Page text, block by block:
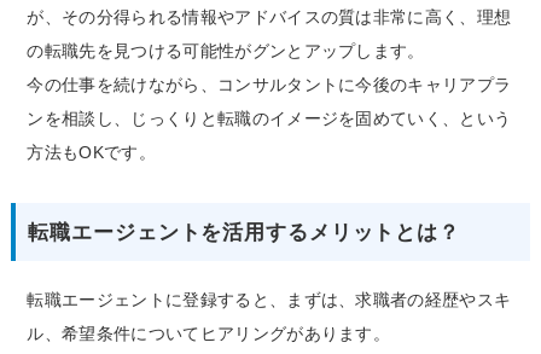
が、その分得られる情報やアドバイスの質は非常に高く、理想
の転職先を見つける可能性がグンとアップします。
今の仕事を続けながら、コンサルタントに今後のキャリアプラ
ンを相談し、じっくりと転職のイメージを固めていく、という
方法もOKです。
転職エージェントを活用するメリットとは？
転職エージェントに登録すると、まずは、求職者の経歴やスキ
ル、希望条件についてヒアリングがあります。